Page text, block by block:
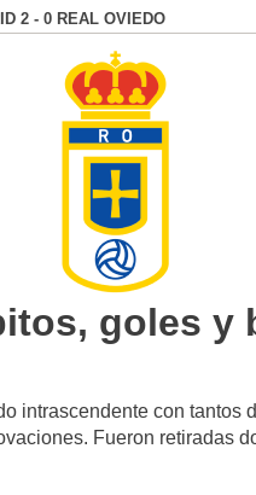
2 - 0 REAL OVIEDO
goles y
intrascendente con
Fueron retiradas